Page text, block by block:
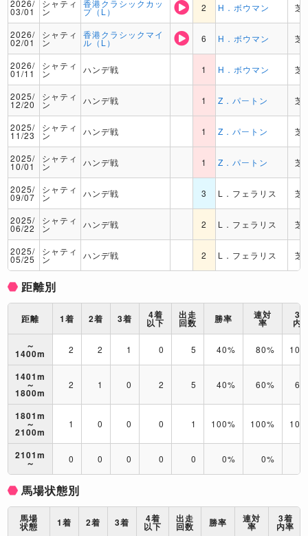
2026/
03/01
シャティ
ン
香港クラシックカッ
プ（L） 2 H．ボウマン 芝
2026/
02/01
シャティ
ン
香港クラシックマイ
ル（L） 6 H．ボウマン 芝
2026/
01/11
シャティ
ン ハンデ戦 1 H．ボウマン 芝
2025/
12/20
シャティ
ン ハンデ戦 1 Z．パートン 芝
2025/
11/23
シャティ
ン ハンデ戦 1 Z．パートン 芝
2025/
10/01
シャティ
ン ハンデ戦 1 Z．パートン 芝
2025/
09/07
シャティ
ン ハンデ戦 3 L．フェラリス 芝
2025/
06/22
シャティ
ン ハンデ戦 2 L．フェラリス 芝
2025/
05/25
シャティ
ン ハンデ戦 2 L．フェラリス 芝
距離別
距離 1着 2着 3着 4着
以下
出走
回数 勝率 連対
率
3
内
～
1400m 2 2 1 0 5 40% 80%
1401m
～
1800m
2 1 0 2 5 40% 60%
1801m
～
2100m
1 0 0 0 1 100% 100%
2101m
～ 0 0 0 0 0 0% 0%
馬場状態別
馬場
状態 1着 2着 3着 4着
以下
出走
回数 勝率 連対
率
3着
内率